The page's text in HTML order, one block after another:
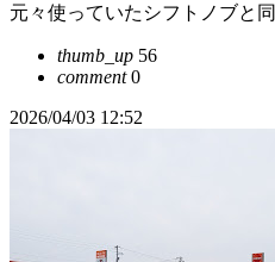
元々使っていたシフトノブと
thumb_up 56
comment0
2026/04/03 12:52